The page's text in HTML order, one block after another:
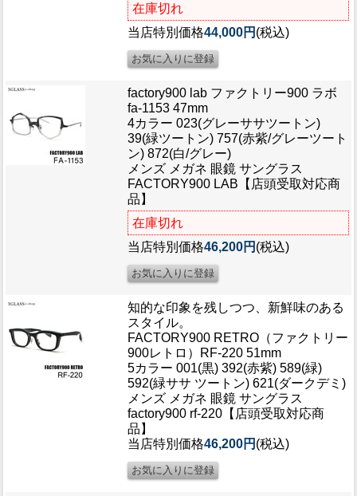
在庫切れ
当店特別価格44,000円 (税込)
factory900 lab ファクトリー900 ラボ
fa-1153 47mm
4カラー 023(グレーササツートン)
39(緑ツートン) 757(赤紫/グレーツート
ン) 872(白/グレー)
メンズ メガネ 眼鏡 サングラス
FACTORY900 LAB【店頭受取対応商
品】
在庫切れ
当店特別価格46,200円 (税込)
知的な印象を残しつつ、新鮮味のある
スタイル。
FACTORY900 RETRO（ファクトリー
900レトロ）RF-220 51mm
5カラー 001(黒) 392(赤紫) 589(緑)
592(緑ササ ツートン) 621(ダークデミ)
メンズ メガネ 眼鏡 サングラス
factory900 rf-220【店頭受取対応商
品】
当店特別価格46,200円 (税込)